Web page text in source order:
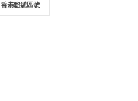
香港郵遞區號